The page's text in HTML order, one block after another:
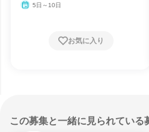
5日～10日
お気に入り
この募集と一緒に見られている